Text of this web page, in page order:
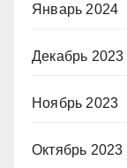
Январь 2024
Декабрь 2023
Ноябрь 2023
Октябрь 2023